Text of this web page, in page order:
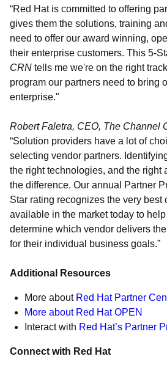
“Red Hat is committed to offering
gives them the solutions, training
need to offer our award winning,
their enterprise customers. This 5-
CRN tells me we're on the right
program our partners need to bring
enterprise."
Robert Faletra, CEO, The Channel
“Solution providers have a lot of
selecting vendor partners.
the right technologies, and the right
the difference. Our annual Partner
Star rating recognizes the very best
available in the market today to
determine which vendor delivers
for their individual business goals.”
Additional Resources
More about Red Hat Partner
More about Red Hat OPEN
Interact with Red Hat’s Partner
Connect with Red Hat